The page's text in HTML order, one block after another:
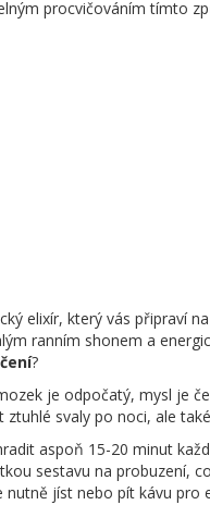
procvičováním tímto
elixír, který vás připraví
ranním shonem a
?
je odpočatý, mysl je
svaly po noci, ale
aspoň 15-20 minut
sestavu na probuzení,
jíst nebo pít kávu pro